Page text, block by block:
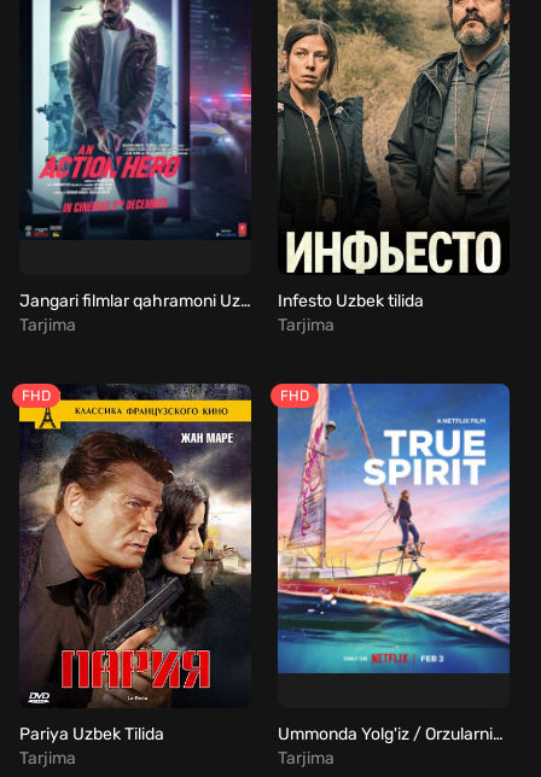
Jangari filmlar qahramoni Uzbek Tilida
Tarjima
Infesto Uzbek tilida
Tarjima
FHD
Pariya Uzbek Tilida
Tarjima
FHD
Ummonda Yolg'iz / Orzularning kuchi Uzbek Tilida
Tarjima